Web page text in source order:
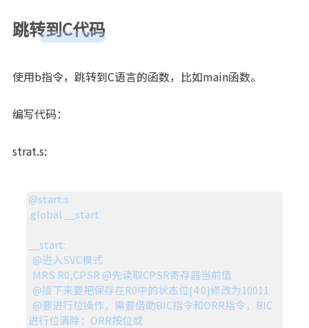
跳转到C代码
使用b指令，跳转到C语言的函数，比如main函数。
编写代码：
strat.s:
@start.s
.global __start
__start:
进行位清除；ORR按位或